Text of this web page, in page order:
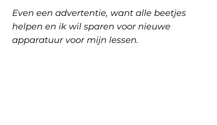
Even een advertentie, want alle beetjes
helpen en ik wil sparen voor nieuwe
apparatuur voor mijn lessen.